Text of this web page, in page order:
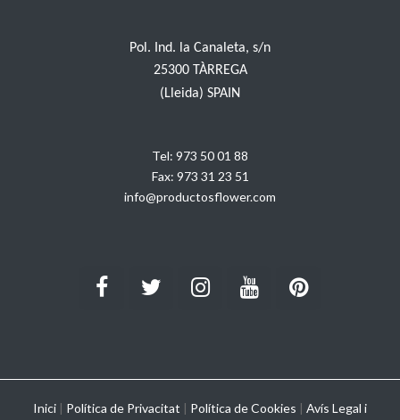
Pol. Ind. la Canaleta, s/n
25300 TÀRREGA
(Lleida) SPAIN
Tel: 973 50 01 88
Fax: 973 31 23 51
info@productosflower.com
Inici | Política de Privacitat | Política de Cookies | Avís Legal i